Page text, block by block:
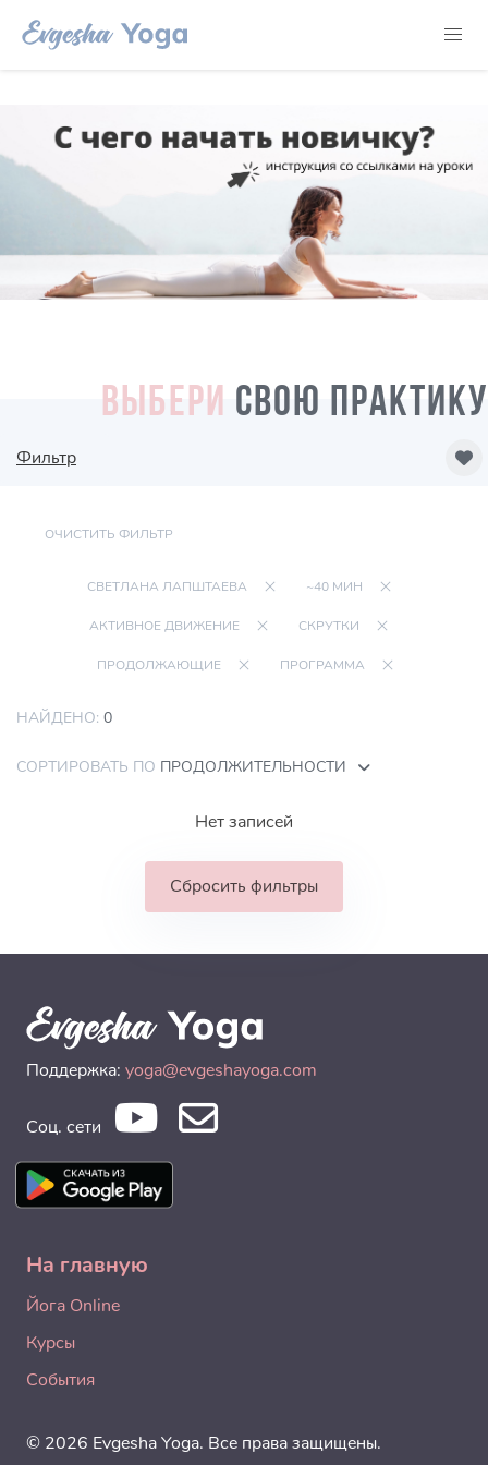
ВЫБЕРИ СВОЮ ПРАКТИКУ
Фильтр
ОЧИСТИТЬ ФИЛЬТР
СВЕТЛАНА ЛАПШТАЕВА ~40 МИН
АКТИВНОЕ ДВИЖЕНИЕ СКРУТКИ
ПРОДОЛЖАЮЩИЕ ПРОГРАММА
НАЙДЕНО: 0
СОРТИРОВАТЬ ПО ПРОДОЛЖИТЕЛЬНОСТИ
Нет записей
Сбросить фильтры
Поддержка: yoga@evgeshayoga.com
Соц. сети
На главную
Йога Online
Курсы
События
© 2026 Evgesha Yoga. Все права защищены.